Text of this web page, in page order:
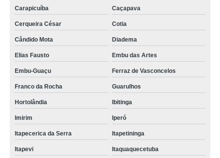
Carapicuíba Caçapava
Cerqueira César Cotia
Cândido Mota Diadema
Elias Fausto Embu das Artes
Embu-Guaçu Ferraz de Vasconcelos
Franco da Rocha Guarulhos
Hortolândia Ibitinga
Imirim Iperó
Itapecerica da Serra Itapetininga
Itapevi Itaquaquecetuba